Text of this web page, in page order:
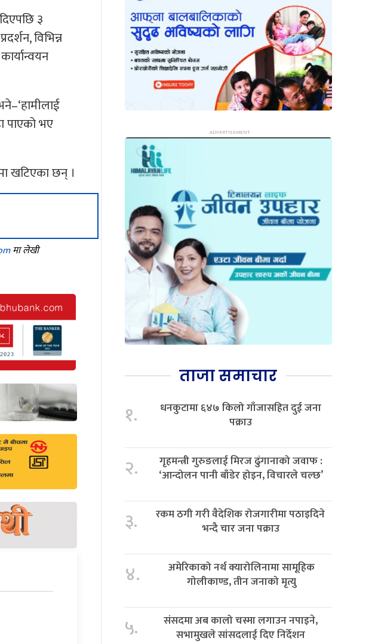
३
विभिन्न
पाएको भए
खटिएका छन् ।
मा लेखी
ताजा समाचार
१.
धनकुटामा ६४७ किलो गाँजासहित दुई जना
पक्राउ
२.
गृहमन्त्री गुरुङलाई मिरज ढुंगानाको जवाफ :
‘आन्दोलन पानी बाँडेर होइन, विचारले चल्छ’
३.
रकम ठगी गरी वैदेशिक रोजगारीमा पठाइदिने
भन्दै चार जना पक्राउ
४.
अमेरिकाको नर्थ क्यारोलिनामा सामूहिक
गोलीकाण्ड, तीन जनाको मृत्यु
५.
संसदमा अब कालो चस्मा लगाउन नपाइने,
सभामुखले सांसदलाई दिए निर्देशन